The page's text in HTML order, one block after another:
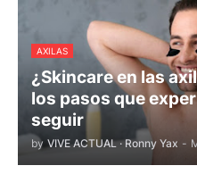
AXILAS
¿Skincare en las
los pasos que
seguir
by VIVE ACTUAL · Ronny Yax -